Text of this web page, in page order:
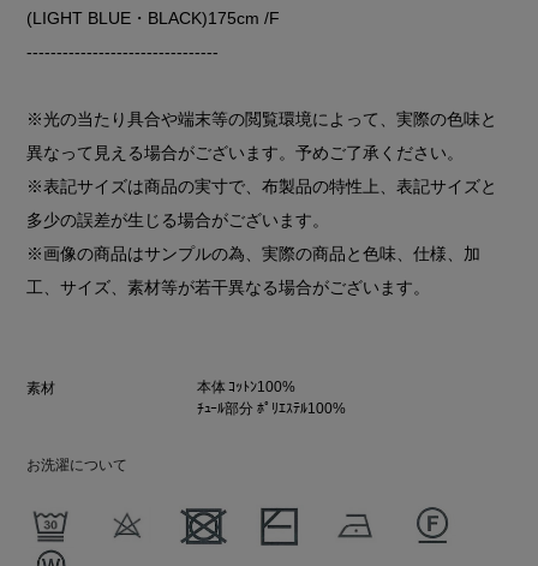
(LIGHT BLUE・BLACK)175cm /F
--------------------------------
※光の当たり具合や端末等の閲覧環境によって、実際の色味と
異なって見える場合がございます。予めご了承ください。
※表記サイズは商品の実寸で、布製品の特性上、表記サイズと
多少の誤差が生じる場合がございます。
※画像の商品はサンプルの為、実際の商品と色味、仕様、加
工、サイズ、素材等が若干異なる場合がございます。
素材
本体 ｺｯﾄﾝ100%
ﾁｭｰﾙ部分 ﾎﾟﾘｴｽﾃﾙ100%
お洗濯について